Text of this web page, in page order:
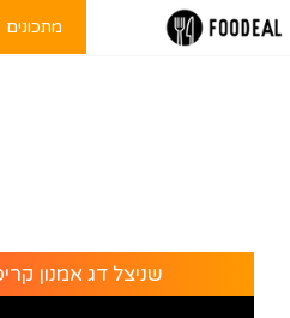
מתכונים
שניצל דג אמנון